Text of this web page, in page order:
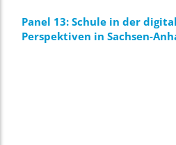
Panel 13: Schule in der
Perspektiven in Sachsen-